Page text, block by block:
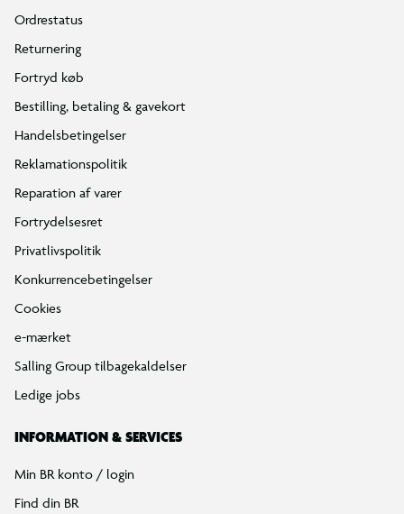
Ordrestatus
Returnering
Fortryd køb
Bestilling, betaling & gavekort
Handelsbetingelser
Reklamationspolitik
Reparation af varer
Fortrydelsesret
Privatlivspolitik
Konkurrencebetingelser
Cookies
e-mærket
Salling Group tilbagekaldelser
Ledige jobs
INFORMATION & SERVICES
Min BR konto / login
Find din BR